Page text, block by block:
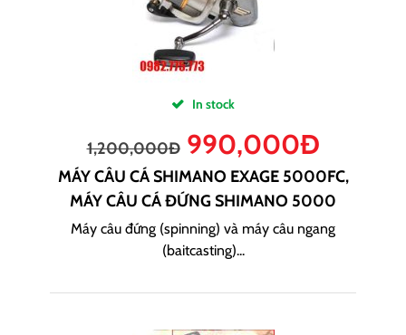
In stock
1,200,000Đ 990,000Đ
MÁY CÂU CÁ SHIMANO EXAGE 5000FC,
MÁY CÂU CÁ ĐỨNG SHIMANO 5000
Máy câu đứng (spinning) và máy câu ngang
(baitcasting)...